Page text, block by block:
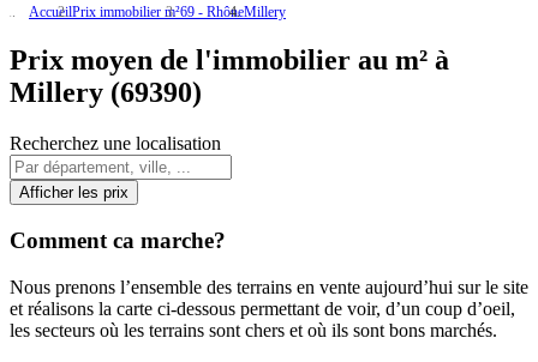
AccueilPrix immobilier m²69 - RhôneMillery
Prix moyen de l'immobilier au m² à
Millery (69390)
Recherchez une localisation
Afficher les prix
Comment ca marche?
Nous prenons l’ensemble des terrains en vente aujourd’hui sur le site
et réalisons la carte ci-dessous permettant de voir, d’un coup d’oeil,
les secteurs où les terrains sont chers et où ils sont bons marchés.